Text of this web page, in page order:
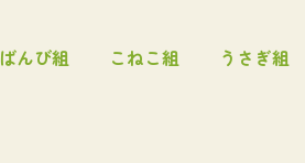
ばんび組 こねこ組 うさぎ組